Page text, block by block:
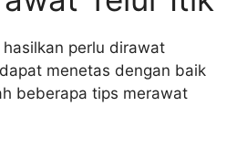
perlu dirawat
menetas dengan baik
beberapa tips merawat